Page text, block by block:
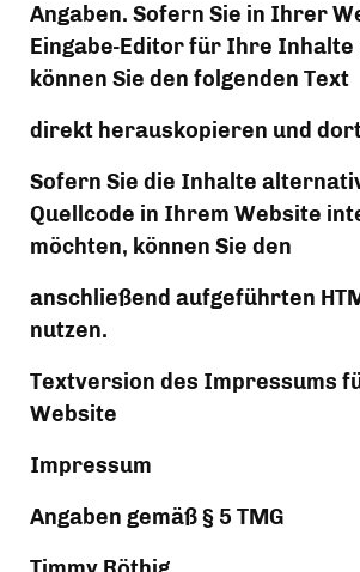
Angaben. Sofern Sie in Ihrer
Eingabe-Editor für Ihre Inhalte
können Sie den folgenden Text
direkt herauskopieren und
Sofern Sie die Inhalte
Quellcode in Ihrem Website
möchten, können Sie den
anschließend aufgeführten
nutzen.
Textversion des Impressums
Website
Impressum
Angaben gemäß § 5 TMG